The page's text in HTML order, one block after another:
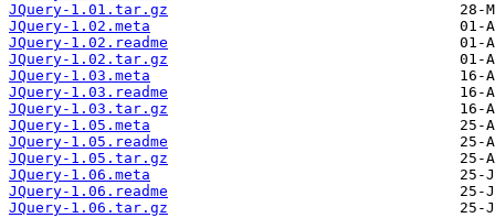
JQuery-1.01.tar.gz
JQuery-1.02.meta
JQuery-1.02.readme
JQuery-1.02.tar.gz
JQuery-1.03.meta
JQuery-1.03.readme
JQuery-1.03.tar.gz
JQuery-1.05.meta
JQuery-1.05.readme
JQuery-1.05.tar.gz
JQuery-1.06.meta
JQuery-1.06.readme
JQuery-1.06.tar.gz